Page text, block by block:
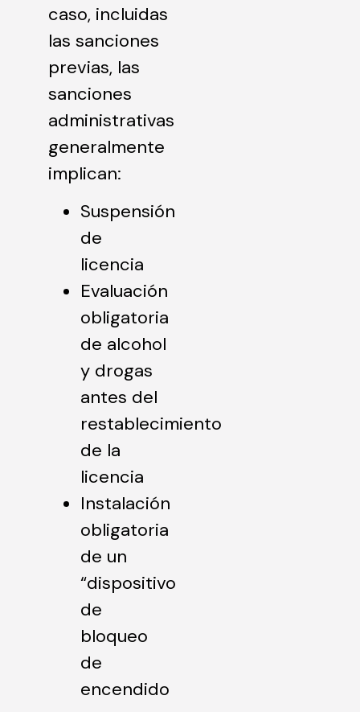
caso, incluidas
las sanciones
previas, las
sanciones
administrativas
generalmente
implican:
Suspensión
de
licencia
Evaluación
obligatoria
de alcohol
y drogas
antes del
restablecimiento
de la
licencia
Instalación
obligatoria
de un
“dispositivo
de
bloqueo
de
encendido